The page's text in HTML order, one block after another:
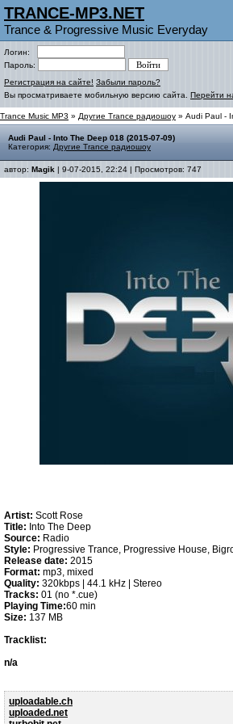
TRANCE-MP3.NET
Trance & Progressive Music Everyday
Логин:
Пароль:
Регистрация на сайте! Забыли пароль?
Вы просматриваете мобильную версию сайта. Перейти
Trance Music MP3 » Другие Trance радиошоу » Audi Paul -
Audi Paul - Into The Deep 018 (2015-07-09)
Категория: Другие Trance радиошоу
автор: Magik | 9-07-2015, 22:24 | Просмотров: 747
Artist: Scott Rose
Title: Into The Deep
Source: Radio
Style: Progressive Trance, Progressive House,
Release date: 2015
Format: mp3, mixed
Quality: 320kbps | 44.1 kHz | Stereo
Tracks: 01 (no *.cue)
Playing Time:60 min
Size: 137 MB
Tracklist:
n/a
uploadable.ch
uploaded.net